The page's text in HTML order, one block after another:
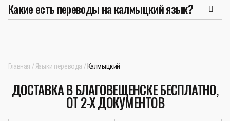
Какие есть переводы на калмыцкий язык?
Главная Языки перевода Калмыцкий
ДОСТАВКА В БЛАГОВЕЩЕНСКЕ БЕСПЛАТНО,
ОТ 2-Х ДОКУМЕНТОВ